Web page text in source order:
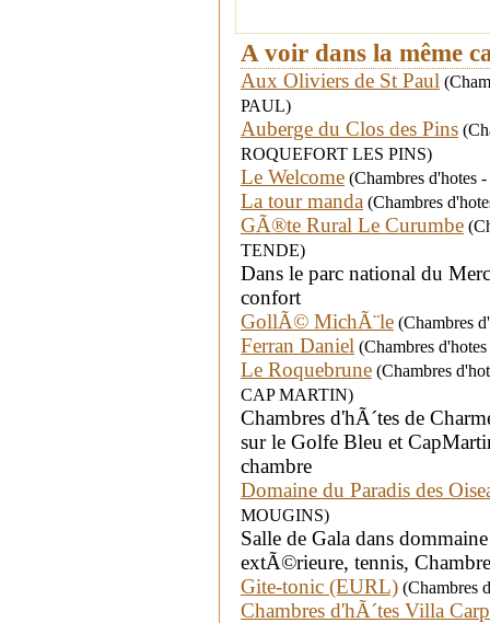
A voir dans la même
Aux Oliviers de St Paul
PAUL)
Auberge du Clos des Pins
ROQUEFORT LES PINS)
Le Welcome (Chambres
La tour manda (Chambres
GÃ®te Rural Le Curumbe
TENDE)
Dans le parc national du
confort
GollÃ© MichÃ¨le (Chambres
Ferran Daniel (Chambres
Le Roquebrune (Chambres
CAP MARTIN)
Chambres d'hÃ´tes de
sur le Golfe Bleu et
chambre
Domaine du Paradis des
MOUGINS)
Salle de Gala dans
extÃ©rieure, tennis,
Gite-tonic (EURL) (Chambres
Chambres d'hÃ´tes Villa